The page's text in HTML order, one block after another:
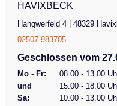
HAVIXBECK
Hangwerfeld 4 | 48329
02507 983705
Geschlossen vom
Mo - Fr:
08.00 - 13.00
und
15.00 - 18.00
Sa:
10.00 - 13.00